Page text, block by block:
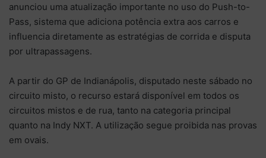
anunciou uma atualização importante no uso do Push-to-
Pass, sistema que adiciona potência extra aos carros e
influencia diretamente as estratégias de corrida e disputa
por ultrapassagens.
A partir do GP de Indianápolis, disputado neste sábado no
circuito misto, o recurso estará disponível em todos os
circuitos mistos e de rua, tanto na categoria principal
quanto na Indy NXT. A utilização segue proibida nas provas
em ovais.